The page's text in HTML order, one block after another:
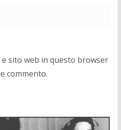
e sito web in questo browser
commento.